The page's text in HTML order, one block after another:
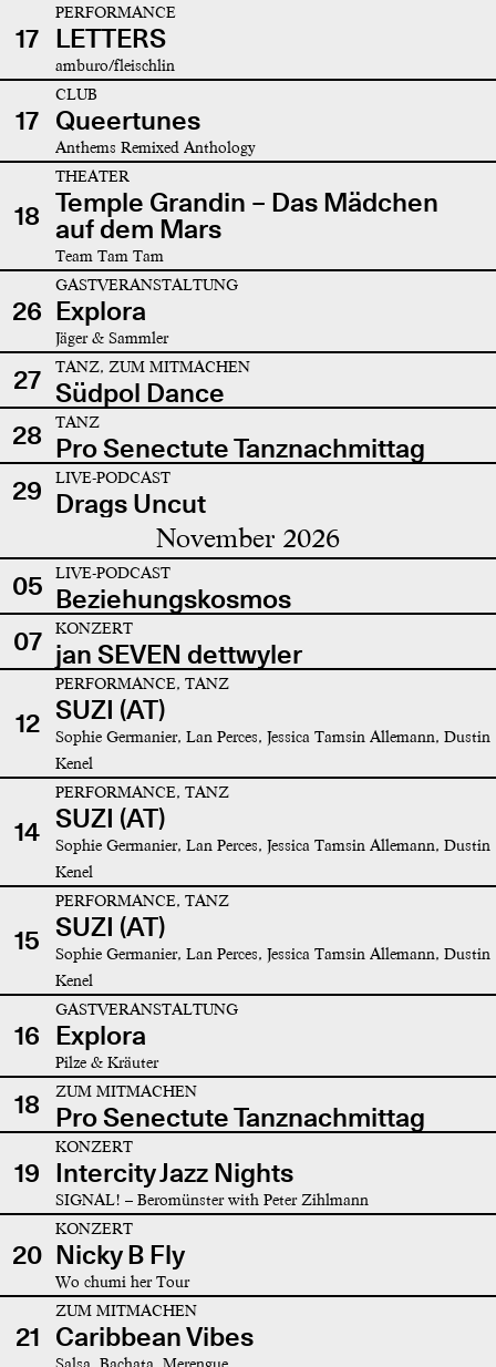
17
PERFORMANCE
LETTERS
amburo/fleischlin
17
CLUB
Queertunes
Anthems Remixed Anthology
18
THEATER
Temple Grandin – Das Mädchen
auf dem Mars
Team Tam Tam
26
GASTVERANSTALTUNG
Explora
Jäger & Sammler
27 TANZ, ZUM MITMACHEN
Südpol Dance
28
TANZ
Pro Senectute Tanznachmittag
29
LIVE-PODCAST
Drags Uncut
November 2026
05 LIVE-PODCAST
Beziehungskosmos
07
KONZERT
jan SEVEN dettwyler
12
PERFORMANCE, TANZ
SUZI (AT)
Sophie Germanier, Lan Perces, Jessica Tamsin Allemann, Dustin
Kenel
14
PERFORMANCE, TANZ
SUZI (AT)
Sophie Germanier, Lan Perces, Jessica Tamsin Allemann, Dustin
Kenel
15
PERFORMANCE, TANZ
SUZI (AT)
Sophie Germanier, Lan Perces, Jessica Tamsin Allemann, Dustin
Kenel
16
GASTVERANSTALTUNG
Explora
Pilze & Kräuter
18 ZUM MITMACHEN
Pro Senectute Tanznachmittag
19
KONZERT
Intercity Jazz Nights
SIGNAL! – Beromünster with Peter Zihlmann
20
KONZERT
Nicky B Fly
Wo chumi her Tour
21
ZUM MITMACHEN
Caribbean Vibes